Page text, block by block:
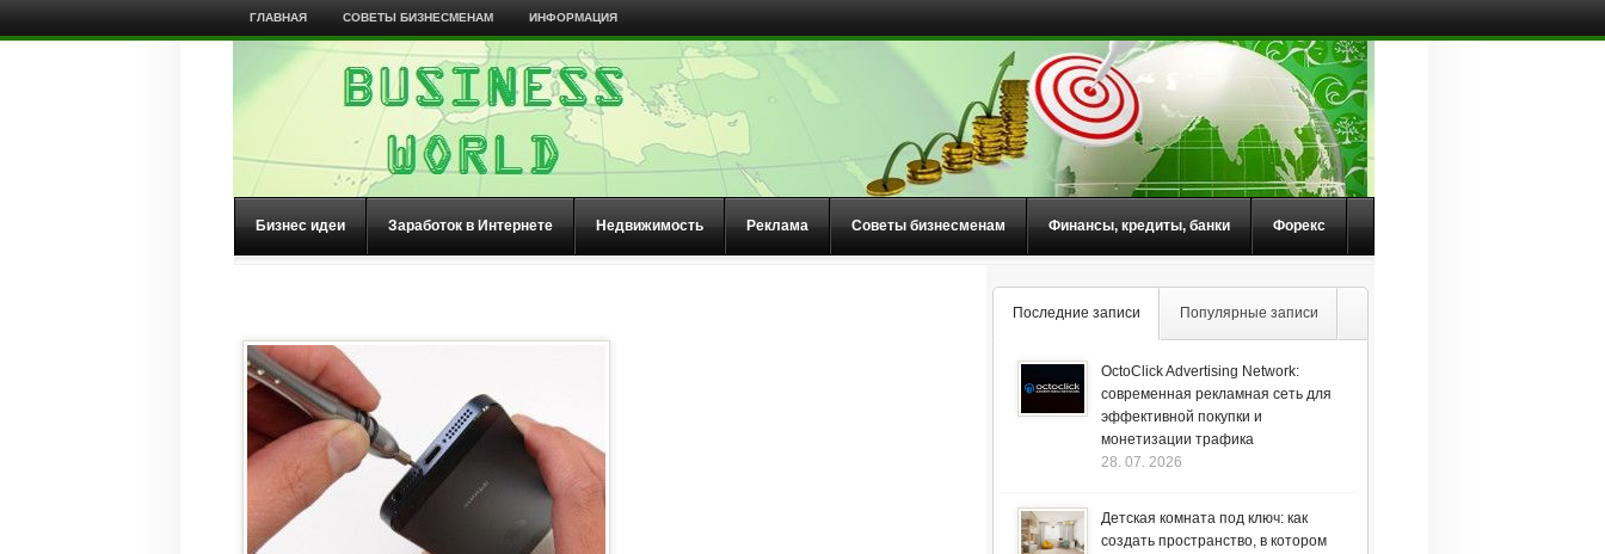
ГЛАВНАЯ СОВЕТЫ БИЗНЕСМЕНАМ ИНФОРМАЦИЯ
Бизнес идеи Заработок в Интернете Недвижимость Реклама Советы бизнесменам Финансы, кредиты, банки Форекс
Последние записи Популярные записи
OctoClick Advertising Network:
современная рекламная сеть для
эффективной покупки и
монетизации трафика
28. 07. 2026
Детская комната под ключ: как
создать пространство, в котором